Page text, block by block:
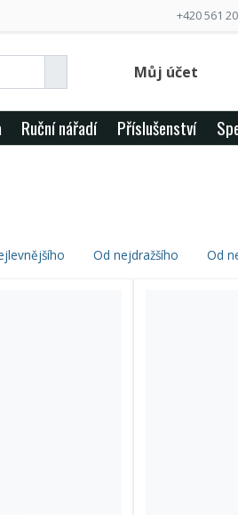
+420 561
Můj účet
Ruční nářadí Příslušenství
Od nejdražšího Od